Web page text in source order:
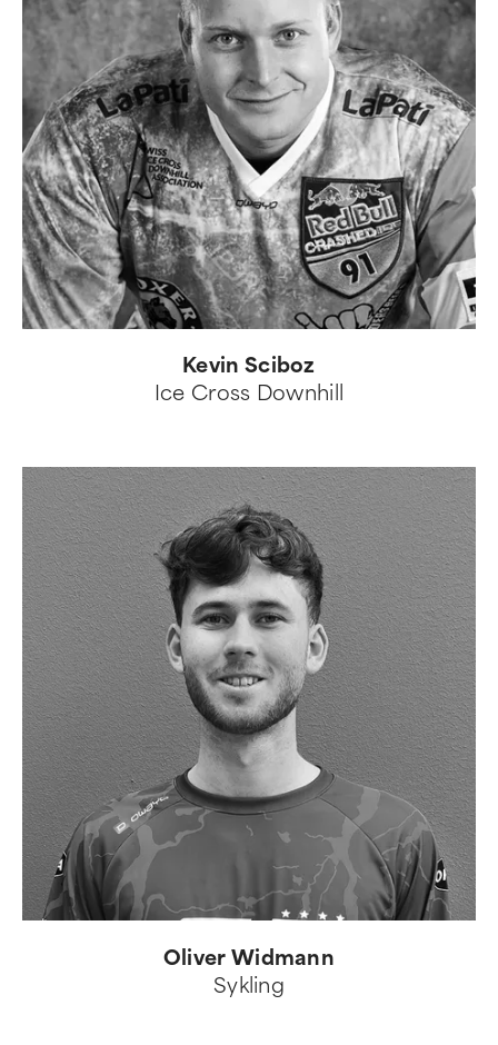
Kevin Sciboz
Ice Cross Downhill
Oliver Widmann
Sykling